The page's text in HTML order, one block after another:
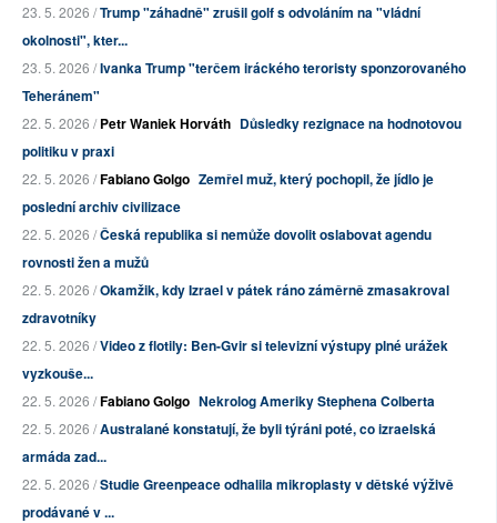
23. 5. 2026 /Trump "záhadně" zrušil golf s odvoláním na "vládní
okolnosti", kter...
23. 5. 2026 /Ivanka Trump "terčem iráckého teroristy sponzorovaného
Teheránem"
22. 5. 2026 /Petr Waniek Horváth Důsledky rezignace na hodnotovou
politiku v praxi
22. 5. 2026 /Fabiano Golgo Zemřel muž, který pochopil, že jídlo je
poslední archiv civilizace
22. 5. 2026 /Česká republika si nemůže dovolit oslabovat agendu
rovnosti žen a mužů
22. 5. 2026 /Okamžik, kdy Izrael v pátek ráno záměrně zmasakroval
zdravotníky
22. 5. 2026 /Video z flotily: Ben-Gvir si televizní výstupy plné urážek
vyzkouše...
22. 5. 2026 /Fabiano Golgo Nekrolog Ameriky Stephena Colberta
22. 5. 2026 /Australané konstatují, že byli týráni poté, co izraelská
armáda zad...
22. 5. 2026 /Studie Greenpeace odhalila mikroplasty v dětské výživě
prodávané v ...